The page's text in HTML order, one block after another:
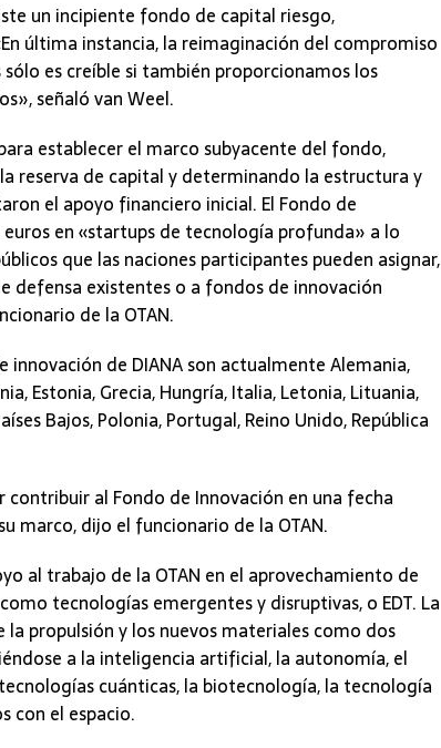
un incipiente fondo de capital riesgo,
última instancia, la reimaginación del compromiso
es creíble si también proporcionamos los
señaló van Weel.
establecer el marco subyacente del fondo,
reserva de capital y determinando la estructura y
el apoyo financiero inicial. El Fondo de
en «startups de tecnología profunda» a lo
que las naciones participantes pueden asignar,
defensa existentes o a fondos de innovación
de la OTAN.
de DIANA son actualmente Alemania,
Estonia, Grecia, Hungría, Italia, Letonia, Lituania,
Bajos, Polonia, Portugal, Reino Unido, República
al Fondo de Innovación en una fecha
marco, dijo el funcionario de la OTAN.
al trabajo de la OTAN en el aprovechamiento de
tecnologías emergentes y disruptivas, o EDT. La
propulsión y los nuevos materiales como dos
a la inteligencia artificial, la autonomía, el
cuánticas, la biotecnología, la tecnología
con el espacio.